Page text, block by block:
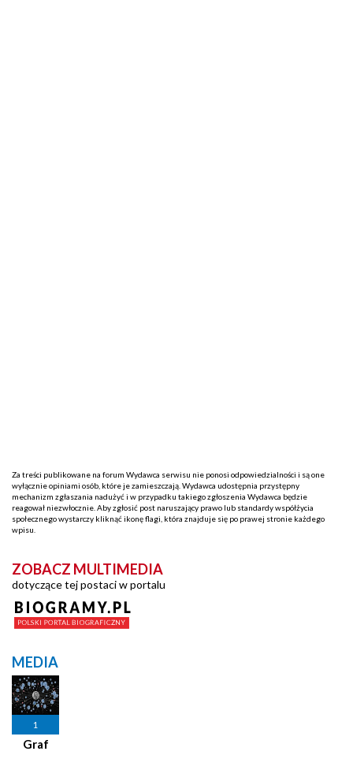
Za treści publikowane na forum Wydawca serwisu nie ponosi odpowiedzialności i są one
wyłącznie opiniami osób, które je zamieszczają. Wydawca udostępnia przystępny
mechanizm zgłaszania nadużyć i w przypadku takiego zgłoszenia Wydawca będzie
reagował niezwłocznie. Aby zgłosić post naruszający prawo lub standardy współżycia
społecznego wystarczy kliknąć ikonę flagi, która znajduje się po prawej stronie każdego
wpisu.
ZOBACZ MULTIMEDIA
dotyczące tej postaci w portalu
MEDIA
1
Graf